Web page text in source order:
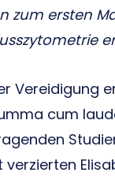
zum ersten
Vereidigung
cum
verzierten